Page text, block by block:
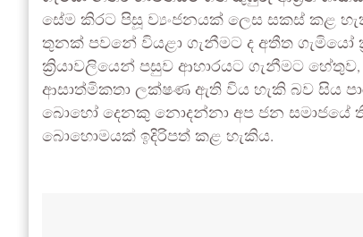
සේම කිරට පිසූ ව්‍යංජනයක් ලෙස සකස් කළ
තුනක් පවනේ වියළා ගැනීමට ද අතීත ගැමියෝ
ක්‍රියාවලියෙන් පසුව ආහාරයට ගැනීමට
ආසාත්මිකතා ලක්ෂණ ඇති විය හැකි බව සිය
බොහෝ දෙනකු නොදන්නා අප ජන සමාජයේ
බොහොමයක් ඉදිරිපත් කළ හැකිය.